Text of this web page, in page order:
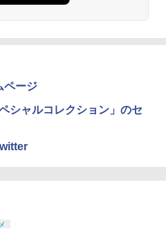
ページ
シャルコレクション」のセ